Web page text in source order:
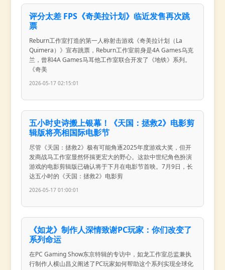
评分太差 FPS《奇美拉计划》临近发售再次跳
票
Reburn工作室打造的第一人称射击游戏《奇美拉计划（La
Quimera）》宣布跳票，Reburn工作室前身是4A Games乌克
兰，曾和4A Games马耳他工作室联合开发了《地铁》系列。
《奇美
2026-05-17 02:15:01
五小时史诗搬上银幕！《天国：拯救2》电影剪
辑版将亮相国际电影节
尽管《天国：拯救2》极有可能角逐2025年度游戏大奖，但开
发商战马工作室显然怀揣更宏大的野心。这款中世纪角色扮演
游戏的电影剪辑版已确认将于下月在电影节首映。7月9日，长
达五小时的《天国：拯救2》电影剪
2026-05-17 01:00:01
《如龙》制作人深情致谢PC玩家：你们改变了
系列命运
在PC Gaming Show东京特辑的专访中，如龙工作室总监兼执
行制作人横山昌义阐述了PC玩家如何帮助这个系列实现全球化